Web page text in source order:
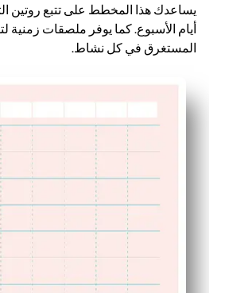
يساعدك هذا المخطط على تتبع روتين
أيام الأسبوع. كما يوفر ملصقات زمنية
المستغرق في كل نشاط.